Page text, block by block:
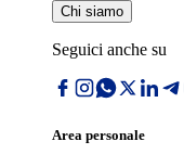
Chi siamo
Seguici anche su
Area personale